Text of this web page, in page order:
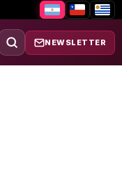
NEWSLETTER